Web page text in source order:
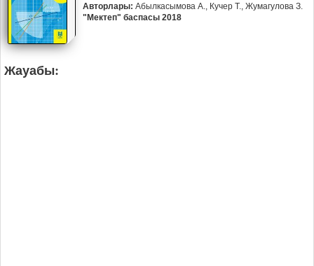
Авторлары: Абылкасымова А., Кучер Т., Жумагулова З.
"Мектеп" баспасы 2018
Жауабы: